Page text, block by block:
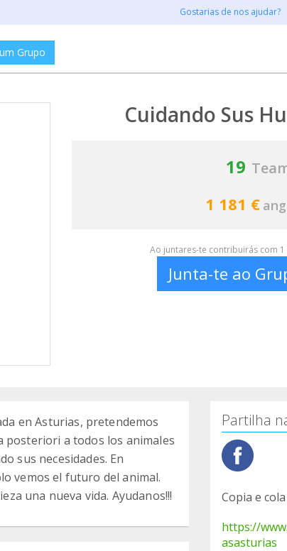
Gostarias de nos ajudar?
Grupo
Cuidando Sus
19
1 181 €
Ao juntares-te contribuirás com
Junta-te ao
en Asturias, pretendemos
posteriori a todos los animales
sus necesidades. En
vemos el futuro del animal.
una nueva vida. Ayudanos!!!
Partilha
Copia e
https://
asasturias